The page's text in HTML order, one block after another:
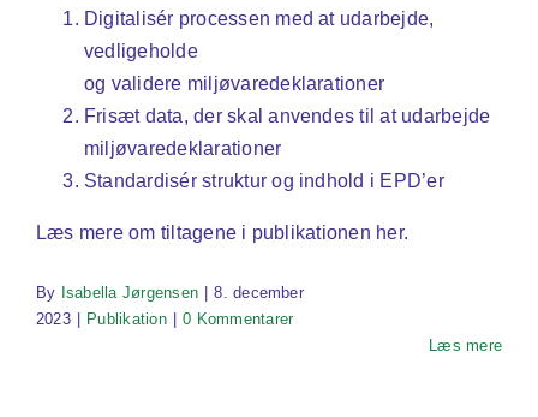
Digitalisér processen med at udarbejde,
vedligeholde
og validere miljøvaredeklarationer
Frisæt data, der skal anvendes til at udarbejde
miljøvaredeklarationer
Standardisér struktur og indhold i EPD’er
Læs mere om tiltagene i publikationen her.
By Isabella Jørgensen | 8. december
2023 | Publikation | 0 Kommentarer
Læs mere